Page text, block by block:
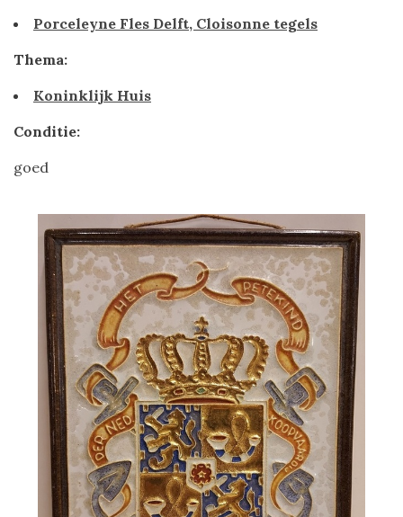
Porceleyne Fles Delft, Cloisonne tegels
Thema:
Koninklijk Huis
Conditie:
goed